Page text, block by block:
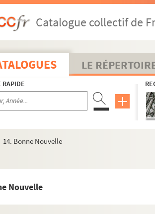
Catalogue collectif de
LE
RAPIDE
14. Bonne Nouvelle
Nouvelle
28-01. I. Démolition de la Bastille